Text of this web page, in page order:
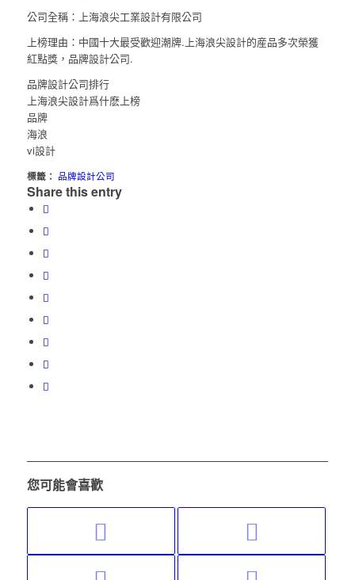
公司全稱：上海浪尖工業設計有限公司
上榜理由：中國十大最受歡迎潮牌.上海浪尖設計的産品多次榮獲
紅點獎，品牌設計公司.
品牌設計公司排行
上海浪尖設計爲什麽上榜
品牌
海浪
vi設計
標籤： 品牌設計公司
Share this entry
您可能會喜歡